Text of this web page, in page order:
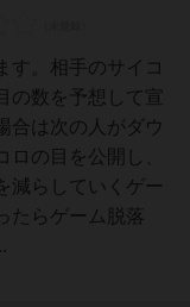
す。相手のサイコ
の数を予想して宣
合は次の人がダウ
ロの目を公開し、
減らしていくゲー
たらゲーム脱落